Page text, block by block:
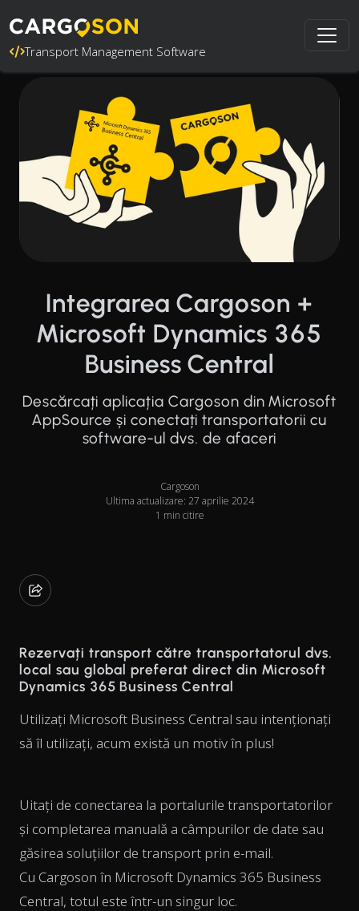
Transport Management Software
Integrarea Cargoson +
Microsoft Dynamics 365
Business Central
Descărcați aplicația Cargoson din Microsoft
AppSource și conectați transportatorii cu
software-ul dvs. de afaceri
Cargoson
Ultima actualizare: 27 aprilie 2024
1 min citire
Rezervați transport către transportatorul dvs.
local sau global preferat direct din Microsoft
Dynamics 365 Business Central
Utilizați Microsoft Business Central sau intenționați
să îl utilizați, acum există un motiv în plus!
Uitați de conectarea la portalurile transportatorilor
și completarea manuală a câmpurilor de date sau
găsirea soluțiilor de transport prin e-mail.
Cu Cargoson în Microsoft Dynamics 365 Business
Central, totul este într-un singur loc.